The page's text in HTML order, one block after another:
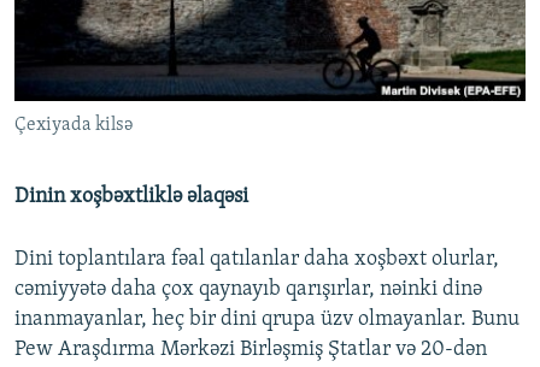
Çexiyada kilsə
Dinin xoşbəxtliklə əlaqəsi
Dini toplantılara fəal qatılanlar daha xoşbəxt olurlar,
cəmiyyətə daha çox qaynayıb qarışırlar, nəinki dinə
inanmayanlar, heç bir dini qrupa üzv olmayanlar. Bunu
Pew Araşdırma Mərkəzi Birləşmiş Ştatlar və 20-dən